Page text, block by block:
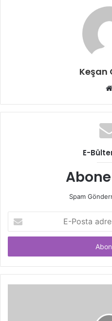
Keşan
E-
Spam
Posta
adresinizi